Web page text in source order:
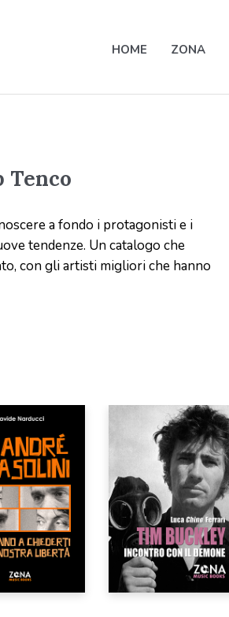
HOME ZONA
Tenco
a fondo i protagonisti e i
tendenze. Un catalogo che
con gli artisti migliori che hanno